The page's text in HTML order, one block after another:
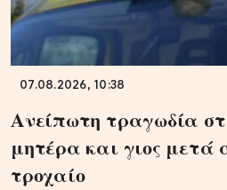
07.08.2026, 10:38
Ανείπωτη τραγωδία
μητέρα και γιος μετά
τροχαίο